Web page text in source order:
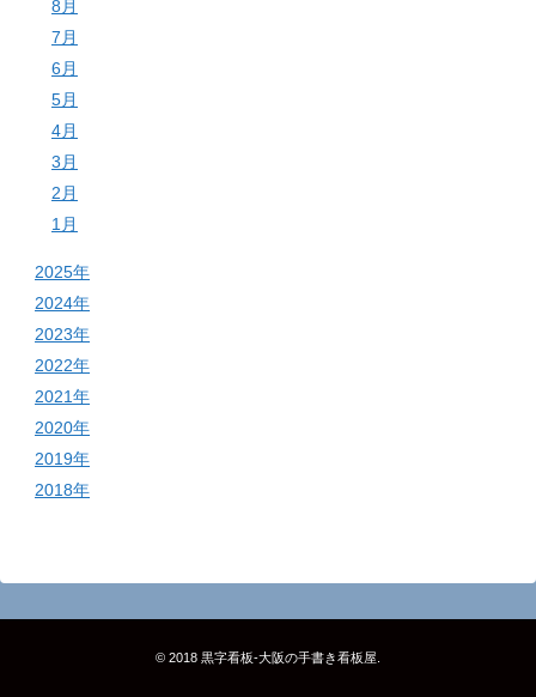
8月
7月
6月
5月
4月
3月
2月
1月
2025年
2024年
2023年
2022年
2021年
2020年
2019年
2018年
© 2018 黒字看板‐大阪の手書き看板屋